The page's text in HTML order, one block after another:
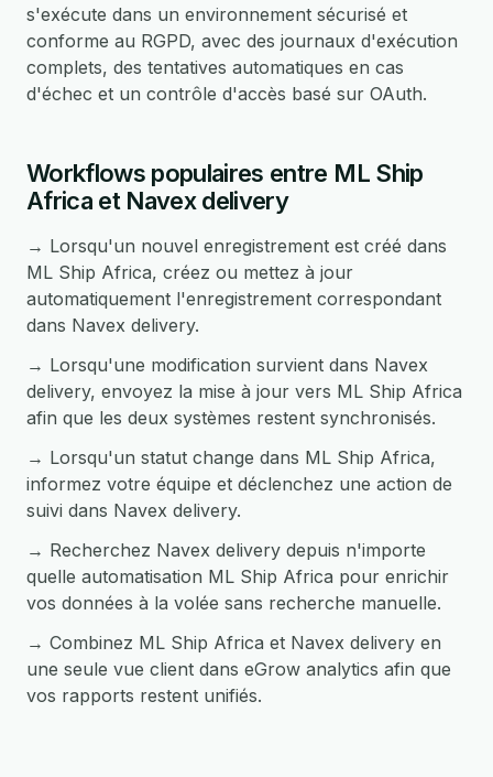
s'exécute dans un environnement sécurisé et
conforme au RGPD, avec des journaux d'exécution
complets, des tentatives automatiques en cas
d'échec et un contrôle d'accès basé sur OAuth.
Workflows populaires entre ML Ship
Africa et Navex delivery
→ Lorsqu'un nouvel enregistrement est créé dans
ML Ship Africa, créez ou mettez à jour
automatiquement l'enregistrement correspondant
dans Navex delivery.
→ Lorsqu'une modification survient dans Navex
delivery, envoyez la mise à jour vers ML Ship Africa
afin que les deux systèmes restent synchronisés.
→ Lorsqu'un statut change dans ML Ship Africa,
informez votre équipe et déclenchez une action de
suivi dans Navex delivery.
→ Recherchez Navex delivery depuis n'importe
quelle automatisation ML Ship Africa pour enrichir
vos données à la volée sans recherche manuelle.
→ Combinez ML Ship Africa et Navex delivery en
une seule vue client dans eGrow analytics afin que
vos rapports restent unifiés.